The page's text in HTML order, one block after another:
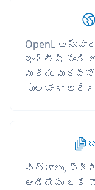
OpenL
ఇంగ్లీష్
మరియు మరెన్నో
సులభంగా
చిత్రాలు,
ఆడియోను ఒకే